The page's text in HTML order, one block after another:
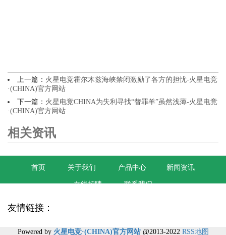
上一篇： 火星电竞霍尔木兹海峡禁闭激励了各方的担忧-火星电竞
·(CHINA)官方网站
下一篇： 火星电竞CHINA为失利寻找“替罪羊”虽然浅薄-火星电竞
·(CHINA)官方网站
相关资讯
首页 关于我们 产品中心 新闻资讯
在线招聘 联系我们
友情链接：
Powered by 火星电竞·(CHINA)官方网站@2013-2022 RSS地图